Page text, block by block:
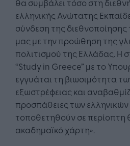
θα συμβάλει τόσο στη
ελληνικής Ανώτατης
σύνδεση της
μας με την προώθηση της
πολιτισμού της Ελλάδας. Η
“Study in Greece” με το
εγγυάται τη βιωσιμότητα
εξωστρέφειας και
προσπάθειες των
τοποθετηθούν σε περίοπτη
ακαδημαϊκό χάρτη».